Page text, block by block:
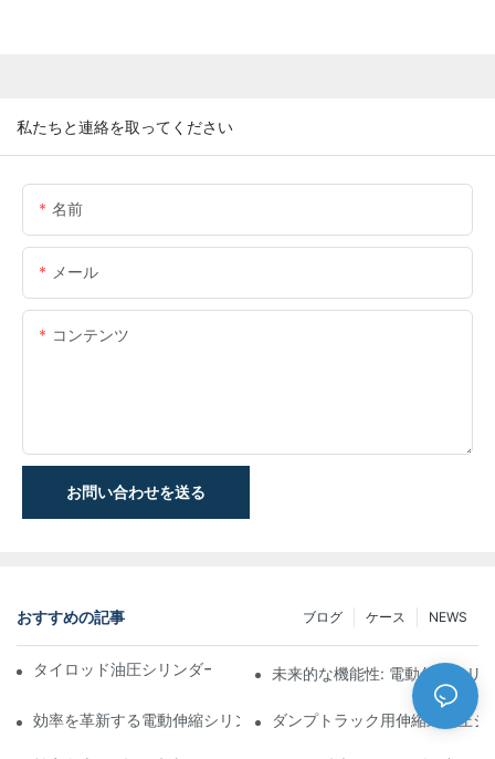
私たちと連絡を取ってください
名前
メール
コンテンツ
お問い合わせを送る
おすすめの記事 NEWS
ケース
ブログ
タイロッド油圧シリンダーの機能と重要性を理解する
未来的な機能性: 電動伸縮シリ
効率を革新する電動伸縮シリンダ ダンプトラック用伸縮式油圧